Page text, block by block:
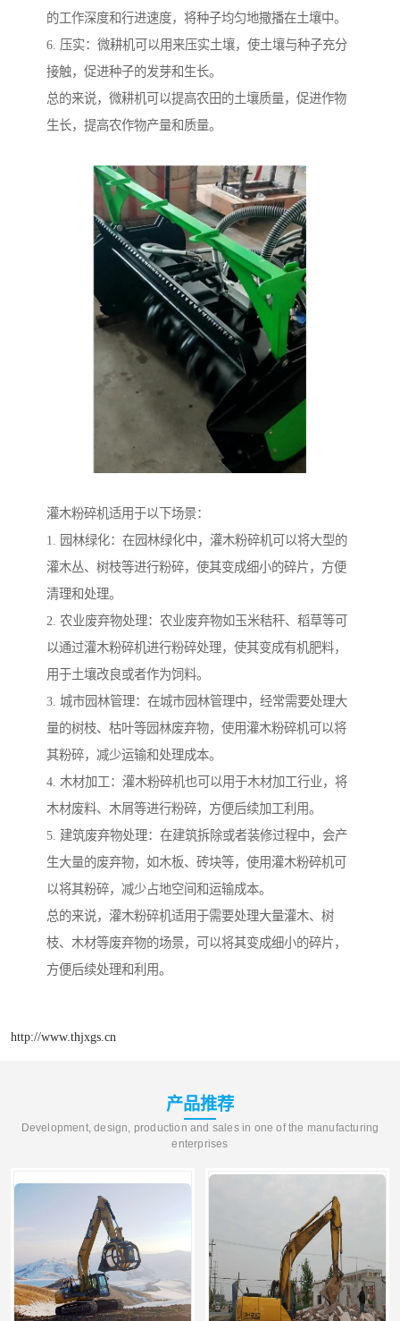
的工作深度和行进速度，将种子均匀地撒播在土壤中。
6. 压实：微耕机可以用来压实土壤，使土壤与种子充分
接触，促进种子的发芽和生长。
总的来说，微耕机可以提高农田的土壤质量，促进作物
生长，提高农作物产量和质量。
灌木粉碎机适用于以下场景：
1. 园林绿化：在园林绿化中，灌木粉碎机可以将大型的
灌木丛、树枝等进行粉碎，使其变成细小的碎片，方便
清理和处理。
2. 农业废弃物处理：农业废弃物如玉米秸秆、稻草等可
以通过灌木粉碎机进行粉碎处理，使其变成有机肥料，
用于土壤改良或者作为饲料。
3. 城市园林管理：在城市园林管理中，经常需要处理大
量的树枝、枯叶等园林废弃物，使用灌木粉碎机可以将
其粉碎，减少运输和处理成本。
4. 木材加工：灌木粉碎机也可以用于木材加工行业，将
木材废料、木屑等进行粉碎，方便后续加工利用。
5. 建筑废弃物处理：在建筑拆除或者装修过程中，会产
生大量的废弃物，如木板、砖块等，使用灌木粉碎机可
以将其粉碎，减少占地空间和运输成本。
总的来说，灌木粉碎机适用于需要处理大量灌木、树
枝、木材等废弃物的场景，可以将其变成细小的碎片，
方便后续处理和利用。
http://www.thjxgs.cn
产品推荐
Development, design, production and sales in one of the manufacturing
enterprises